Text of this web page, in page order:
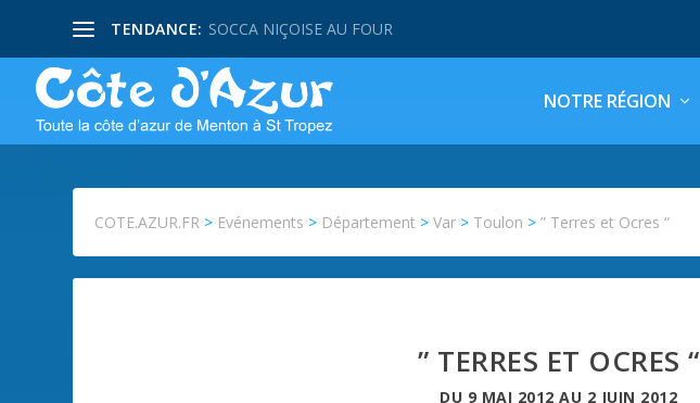
TENDANCE: SOCCA NIÇOISE AU FOUR
NOTRE RÉGION
COTE.AZUR.FR > Evénements > Département >Var > Toulon >” Terres et Ocres “
” TERRES ET OCRES “
DU 9 MAI 2012 AU 2 JUIN 2012